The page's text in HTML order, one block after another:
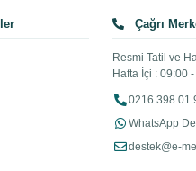
Çağrı
Resmi Tatil ve
Hafta İçi : 09:00
0216 398 01
WhatsApp
destek@e-